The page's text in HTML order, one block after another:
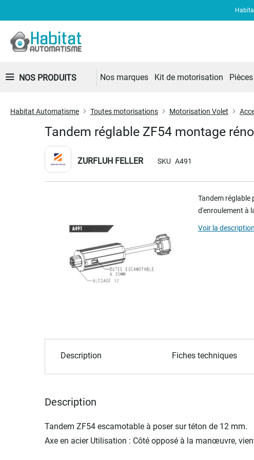
NOS PRODUITS Nos marques Kit de motorisation
Habitat Automatisme Toutes motorisations Motorisation Volet
Tandem réglable ZF54 montage
ZURFLUH FELLER SKU A491
images
images
Tandem réglable
d'enroulement à
Voir la
Description Fiches techniques
Description
Tandem ZF54 escamotable à poser sur téton de 12 mm.
Axe en acier Utilisation : Côté opposé à la manœuvre,